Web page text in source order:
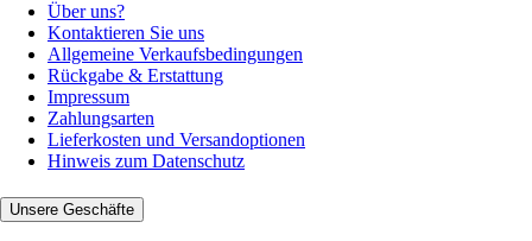
Über uns?
Kontaktieren Sie uns
Allgemeine Verkaufsbedingungen
Rückgabe & Erstattung
Impressum
Zahlungsarten
Lieferkosten und Versandoptionen
Hinweis zum Datenschutz
Unsere Geschäfte